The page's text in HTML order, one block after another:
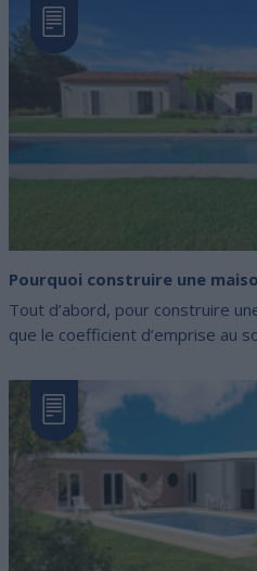
Pourquoi construire une
Tout d’abord, pour construire
que le coefficient d’emprise au